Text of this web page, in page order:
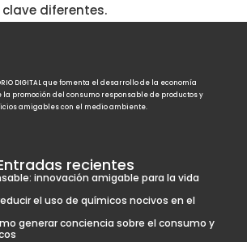
diferentes.
DIGITAL que fomenta el desarrollo de la economía
promoción del consumo responsable de productos y
amigables con el medio ambiente.
recientes
innovación amigable para la vida
el uso de químicos nocivos en el
generar conciencia sobre el consumo y